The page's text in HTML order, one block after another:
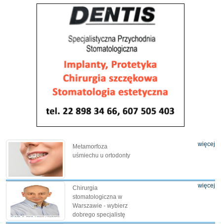
Metamorfoza
uśmiechu u ortodonty
więcej
Chirurgia
stomatologiczna w
Warszawie - wybierz
dobrego specjalistę
więcej